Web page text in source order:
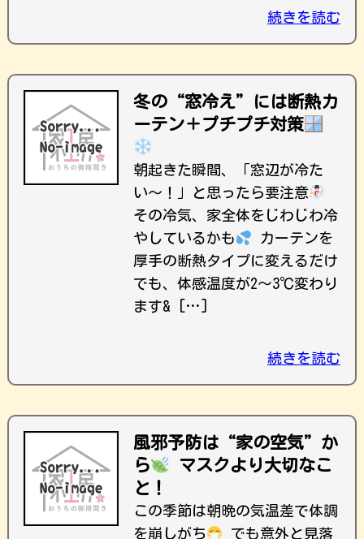
続きを読む
冬の“窓冷え”には断熱カ
ーテン＋プチプチ対策
朝起きた瞬間、「窓辺が冷た
い〜！」と思ったら要注意
その冷気、家全体をじわじわ冷
やしているかも
カーテンを
厚手の断熱タイプに変えるだけ
でも、体感温度が2〜3℃変わり
ます& […]
続きを読む
風邪予防は“家の空気”か
ら
マスクより大切なこ
と！
この季節は朝晩の気温差で体調
を崩しがち
でも意外と見落